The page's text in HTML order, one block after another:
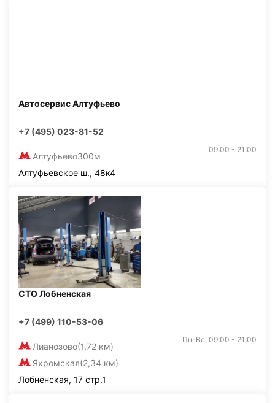
Автосервис Алтуфьево
+7 (495) 023-81-52
Алтуфьево300м
09:00 - 21:00
Алтуфьевское ш., 48к4
СТО Лобненская
+7 (499) 110-53-06
Лианозово(1,72 км)
Яхромская(2,34 км)
Пн-Вс: 09:00 - 21:00
Лобненская, 17 стр.1